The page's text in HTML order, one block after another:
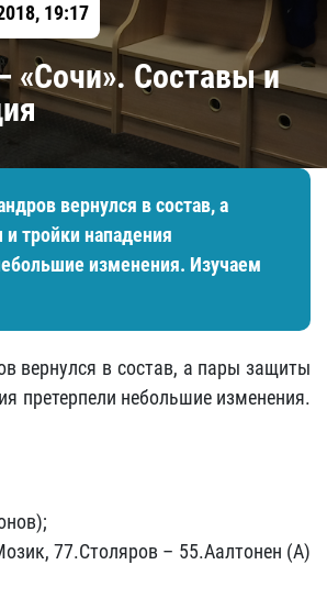
19:17
«Сочи». Составы и
вернулся в состав, а
тройки нападения
изменения. Изучаем
вернулся в состав, а пары защиты
претерпели небольшие изменения.
77.Столяров – 55.Аалтонен (А)